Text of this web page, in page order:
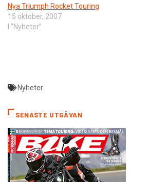
Nya Triumph Rocket Touring
15 oktober, 2007
I ”Nyheter”
Nyheter
SENASTE UTGÅVAN